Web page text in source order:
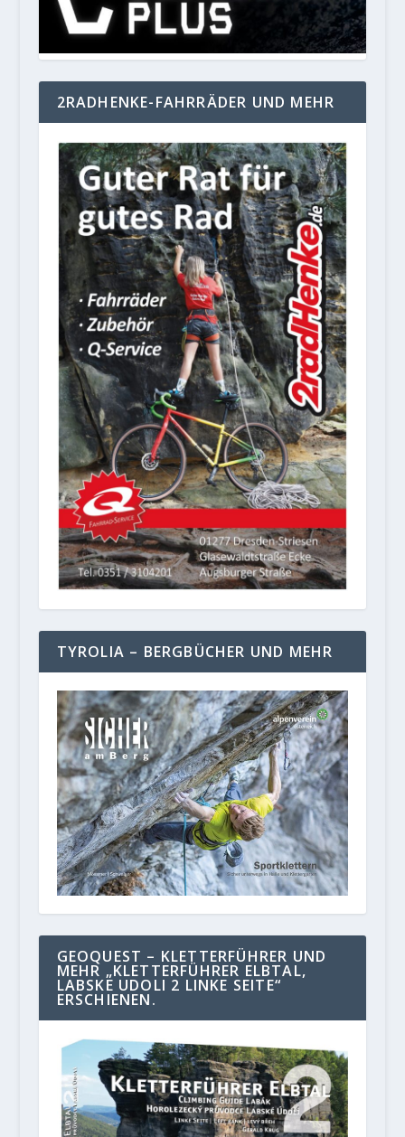
2RADHENKE-FAHRRÄDER UND MEHR
TYROLIA – BERGBÜCHER UND MEHR
GEOQUEST – KLETTERFÜHRER UND
MEHR „KLETTERFÜHRER ELBTAL,
LABSKE UDOLI 2 LINKE SEITE“
ERSCHIENEN.